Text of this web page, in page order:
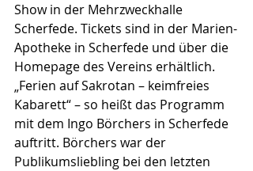
Show in der Mehrzweckhalle
Scherfede. Tickets sind in der Marien-
Apotheke in Scherfede und über die
Homepage des Vereins erhältlich.
„Ferien auf Sakrotan – keimfreies
Kabarett“ – so heißt das Programm
mit dem Ingo Börchers in Scherfede
auftritt. Börchers war der
Publikumsliebling bei den letzten